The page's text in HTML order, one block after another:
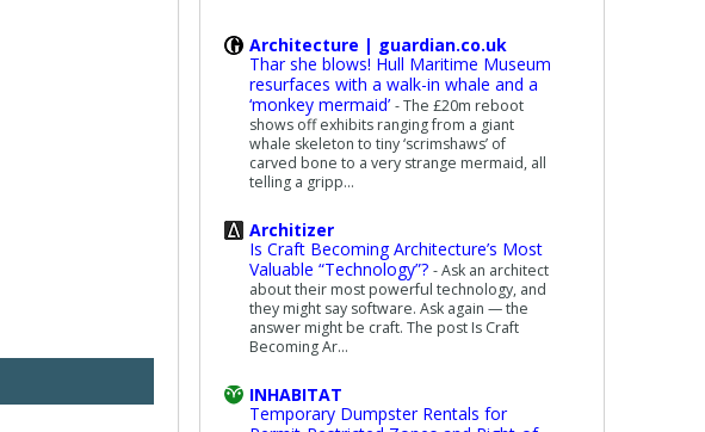
Architecture | guardian.co.uk
Thar she blows! Hull Maritime Museum
resurfaces with a walk-in whale and a
‘monkey mermaid’ -The £20m reboot
shows off exhibits ranging from a giant
whale skeleton to tiny ‘scrimshaws’ of
carved bone to a very strange mermaid, all
telling a gripp...
Architizer
Is Craft Becoming Architecture’s Most
Valuable “Technology”? -Ask an architect
about their most powerful technology, and
they might say software. Ask again — the
answer might be craft. The post Is Craft
Becoming Ar...
INHABITAT
Temporary Dumpster Rentals for